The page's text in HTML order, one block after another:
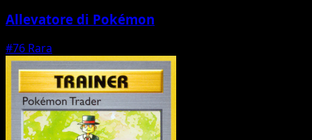
Allevatore di Pokémon
#76 Rara